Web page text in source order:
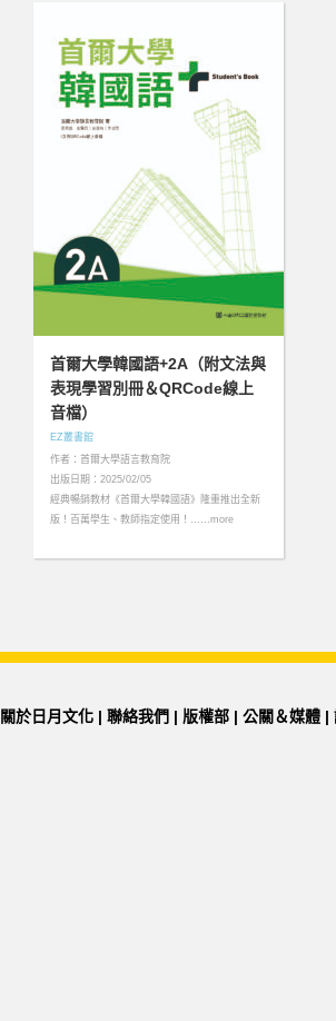
首爾大學韓國語+2A（附文法與
表現學習別冊＆QRCode線上
音檔）
EZ叢書館
作者：首爾大學語言教育院
出版日期：2025/02/05
經典暢銷教材《首爾大學韓國語》隆重推出全新
版！百萬學生、教師指定使用！……more
關於日月文化 | 聯絡我們 | 版權部 | 公關＆媒體 |